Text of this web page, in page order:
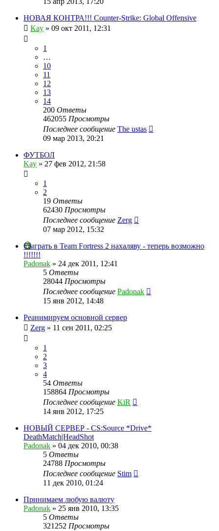
НОВАЯ КОНТРА!!! Counter-Strike: Global Offensive
Kay » 09 окт 2011, 12:31
1
…
10
11
12
13
14
200 Ответы
462055 Просмотры
Последнее сообщение The ustas
09 мар 2013, 20:21
ФУТБОЛ
Kay » 27 фев 2012, 21:58
1
2
19 Ответы
62430 Просмотры
Последнее сообщение Zerg
07 мар 2012, 15:32
Сыграть в Team Fortress 2 нахаляву - теперь возможно
!!!!!!!
Padonak » 24 дек 2011, 12:41
5 Ответы
28044 Просмотры
Последнее сообщение Padonak
15 янв 2012, 14:48
Реанимируем основной сервер
Zerg » 11 сен 2011, 02:25
1
2
3
4
54 Ответы
158864 Просмотры
Последнее сообщение KiR
14 янв 2012, 17:25
НОВЫЙ СЕРВЕР - CS:Source *Drive*
DeathMatch|HeadShot
Padonak » 04 дек 2010, 00:38
5 Ответы
24788 Просмотры
Последнее сообщение Stim
11 дек 2010, 01:24
Принимаем любую валюту
Padonak » 25 янв 2010, 13:35
5 Ответы
321252 Просмотры